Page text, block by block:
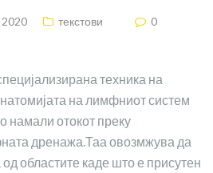
2020 текстови
0
техника на
на лимфниот систем
намали отокот преку
дренажа.Таа овозмжува да
областите каде што е присутен